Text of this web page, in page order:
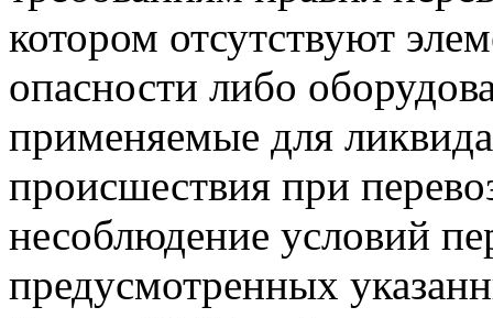
котором отсутствуют
опасности либо
применяемые для
происшествия при
несоблюдение условий
предусмотренных